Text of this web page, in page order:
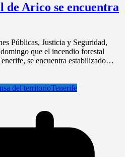
de Arico se encuentra
Públicas, Justicia y Seguridad,
que el incendio forestal
se encuentra estabilizado…
del territorioTenerife